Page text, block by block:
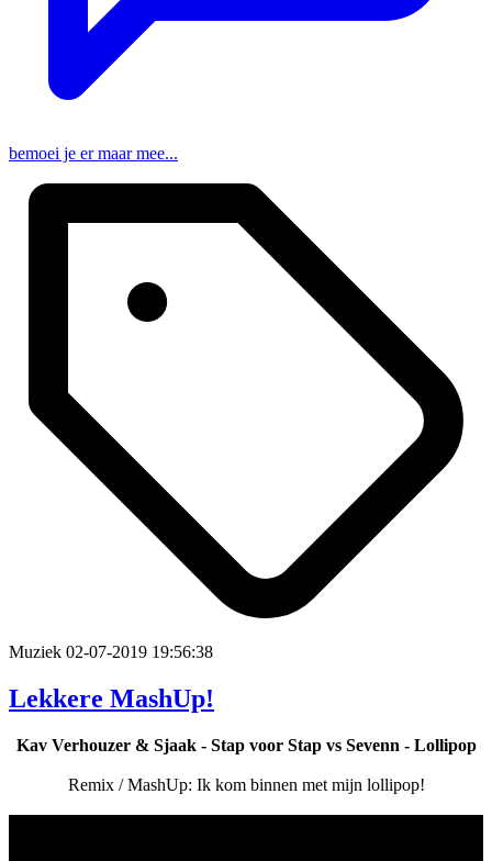
bemoei je er maar mee...
Muziek 02-07-2019 19:56:38
Lekkere MashUp!
Kav Verhouzer & Sjaak - Stap voor Stap vs Sevenn - Lollipop
Remix / MashUp: Ik kom binnen met mijn lollipop!